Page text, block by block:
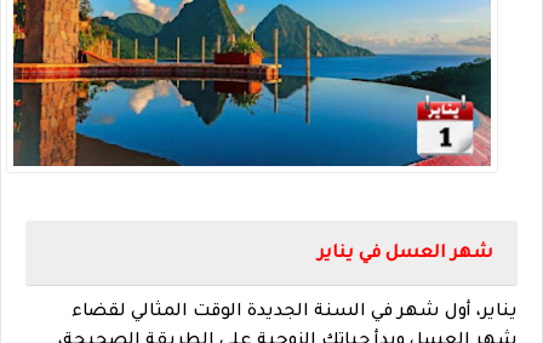
شهر العسل في يناير
يناير، أول شهر في السنة الجديدة الوقت المثالي لقضاء